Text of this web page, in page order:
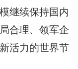
继续保持国内
合理、领军企
活力的世界节